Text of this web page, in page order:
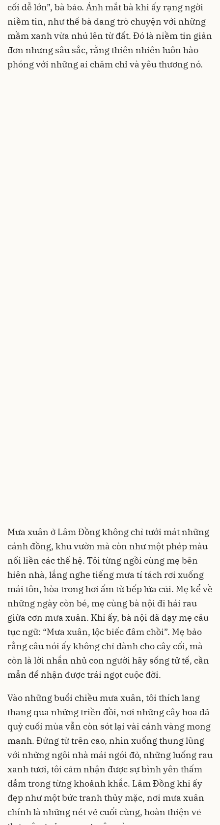
cối dễ lớn”, bà bảo. Ánh mắt bà khi ấy rạng ngời
niềm tin, như thể bà đang trò chuyện với những
mầm xanh vừa nhú lên từ đất. Đó là niềm tin giản
đơn nhưng sâu sắc, rằng thiên nhiên luôn hào
phóng với những ai chăm chỉ và yêu thương nó.
Mưa xuân ở Lâm Đồng không chỉ tưới mát những
cánh đồng, khu vườn mà còn như một phép màu
nối liền các thế hệ. Tôi từng ngồi cùng mẹ bên
hiên nhà, lắng nghe tiếng mưa tí tách rơi xuống
mái tôn, hòa trong hơi ấm từ bếp lửa củi. Mẹ kể về
những ngày còn bé, mẹ cùng bà nội đi hái rau
giữa cơn mưa xuân. Khi ấy, bà nội đã dạy mẹ câu
tục ngữ: “Mưa xuân, lộc biếc đâm chồi”. Mẹ bảo
rằng câu nói ấy không chỉ dành cho cây cối, mà
còn là lời nhắn nhủ con người hãy sống tử tế, cần
mẫn để nhận được trái ngọt cuộc đời.
Vào những buổi chiều mưa xuân, tôi thích lang
thang qua những triền đồi, nơi những cây hoa dã
quỳ cuối mùa vẫn còn sót lại vài cánh vàng mong
manh. Đứng từ trên cao, nhìn xuống thung lũng
với những ngôi nhà mái ngói đỏ, những luống rau
xanh tươi, tôi cảm nhận được sự bình yên thấm
đẫm trong từng khoảnh khắc. Lâm Đồng khi ấy
đẹp như một bức tranh thủy mặc, nơi mưa xuân
chính là những nét vẽ cuối cùng, hoàn thiện vẻ